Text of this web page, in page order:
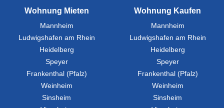
Wohnung Mieten
Mannheim
Ludwigshafen am Rhein
Heidelberg
Speyer
Frankenthal (Pfalz)
Weinheim
Sinsheim
Wohnung Kaufen
Mannheim
Ludwigshafen am Rhein
Heidelberg
Speyer
Frankenthal (Pfalz)
Weinheim
Sinsheim